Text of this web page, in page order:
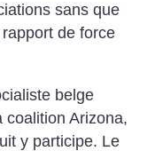
sans que
rapport de force
belge
coalition ­Arizona,
y participe. Le